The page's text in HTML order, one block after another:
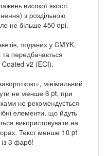
високої якості
з роздільною
не більше 450 dpi.
поданих у CMYK,
та передбачається
Coated v2 (ECI).
мінімальний
не менше 6 pt, при
не рекомендується
елементи, що йдуть
використовувати на
Текст менше 10 pt
3 фарб!